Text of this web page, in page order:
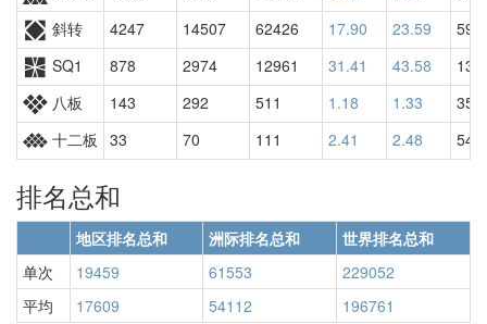
斜转
4247 14507 62426 17.90 23.59
SQ1
878 2974 12961 31.41 43.58
八板
143 292 511 1.18 1.33
351
十二板
33 70 111 2.41 2.48 54
排名总和
地区排名总和 洲际排名总和
世界排名总和
单次
19459 61553
229052
平均
17609 54112 196761